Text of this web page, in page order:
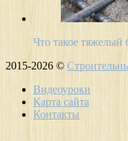
Что такое тяжелый
2015-2026 ©
Видеоуроки
Карта сайта
Контакты